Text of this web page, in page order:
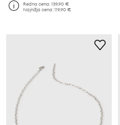
Redna cena:139,90 €
Najnižja cena:119,90 €